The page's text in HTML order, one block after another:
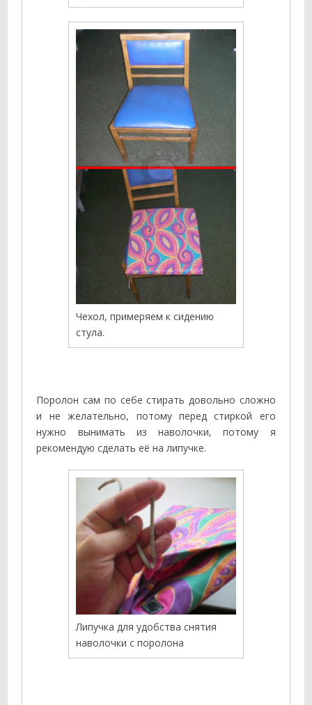
Чехол, примеряем к сидению
стула.
Поролон сам по себе стирать довольно сложно
и не желательно, потому перед стиркой его
нужно вынимать из наволочки, потому я
рекомендую сделать её на липучке.
Липучка для удобства снятия
наволочки с поролона